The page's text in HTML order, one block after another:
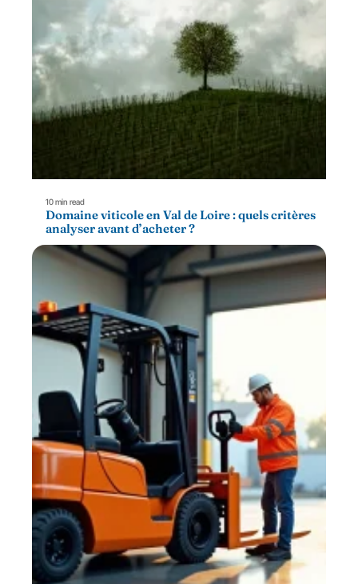
10 min read
Domaine viticole en Val de Loire : quels critères
analyser avant d’acheter ?